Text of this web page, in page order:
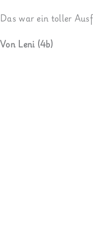
Das war ein toller
Von Leni (4b)